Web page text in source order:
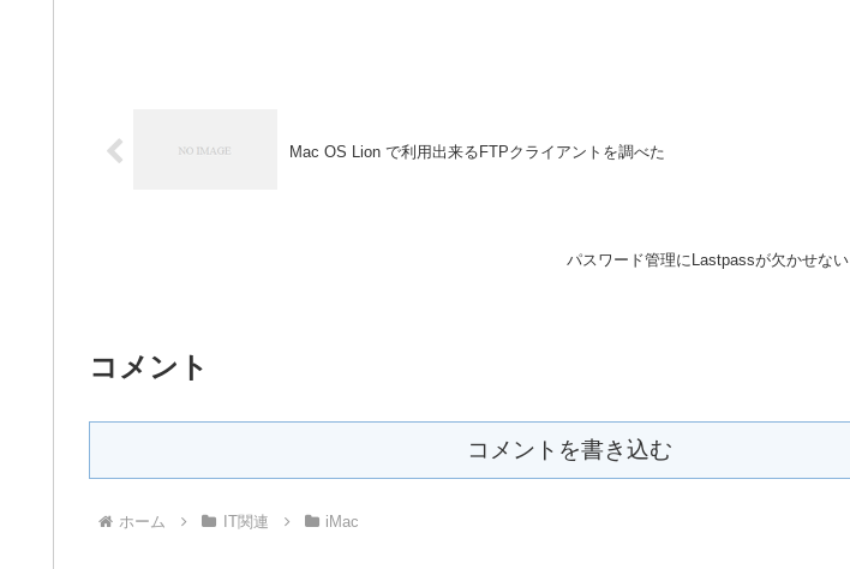
Mac OS Lion で利用出来るFTPクライアントを調べた
パスワード管理にLastpassが欠かせない
コメント
コメントを書き込む
ホーム IT関連 iMac